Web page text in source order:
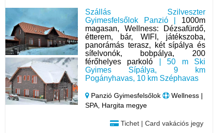
Szállás Szilveszter
Gyimesfelsőlok Panzió | 1000m
magasan, Wellness: Dézsafürdő,
étterem, bár, WIFI, játékszoba,
panorámás terasz, két sípálya és
sífelvonók, bobpálya, 200
férőhelyes parkoló | 50 m Ski
Gyimes Sípálya, 9 km
Pogányhavas, 10 km Széphavas
Panzió Gyimesfelsőlok
Wellness |
SPA, Hargita megye
Tichet | Card vakációs jegy